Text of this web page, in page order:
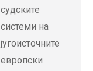
судските
системи на
југоисточните
европски